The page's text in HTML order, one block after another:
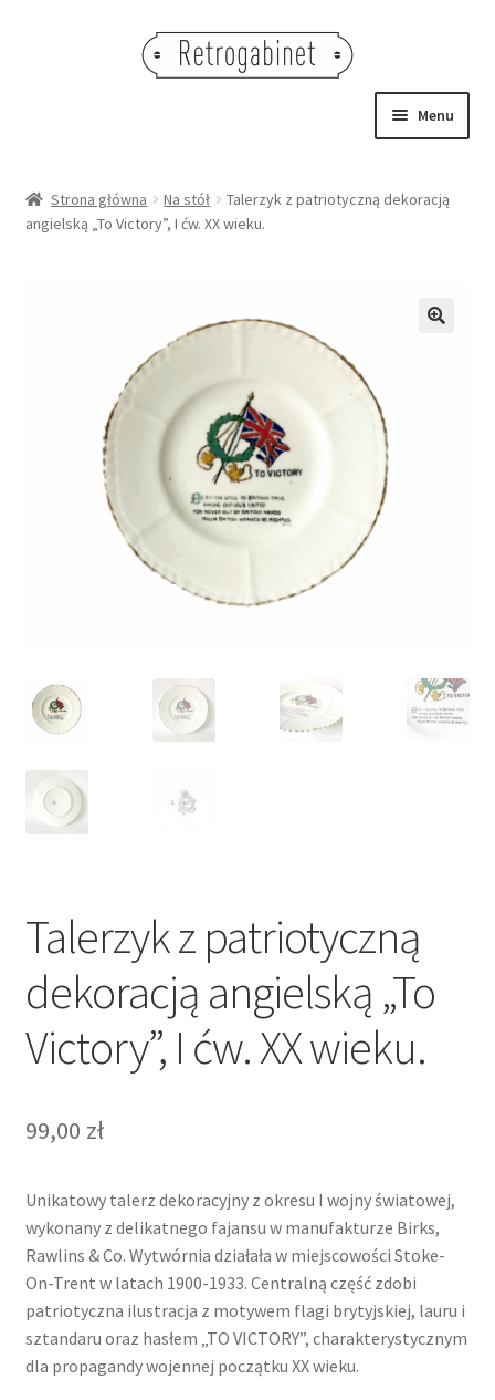
Menu
OBRAZY
OŚWIETLENIE
Strona główna Na stół
Talerzyk z patriotyczną dekoracją
angielską „To Victory”, I ćw. XX wieku.
Talerzyk z patriotyczną
dekoracją angielską „To
Victory”, I ćw. XX wieku.
99,00 zł
Unikatowy talerz dekoracyjny z okresu I wojny światowej,
wykonany z delikatnego fajansu w manufakturze Birks,
Rawlins & Co. Wytwórnia działała w miejscowości Stoke-
On-Trent w latach 1900-1933. Centralną część zdobi
patriotyczna ilustracja z motywem flagi brytyjskiej, lauru i
sztandaru oraz hasłem „TO VICTORY”, charakterystycznym
dla propagandy wojennej początku XX wieku.